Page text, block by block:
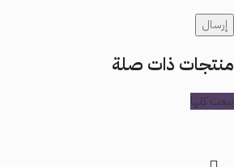
منتجات ذات صلة
بيعت كلها